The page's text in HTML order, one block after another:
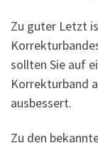
Zu guter Letzt
sollten Sie auf
Korrekturband
ausbessert.
Zu den